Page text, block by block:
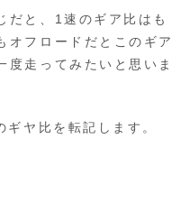
だと、1速のギア比はも
オフロードだとこのギア
度走ってみたいと思いま
ヤ比を転記します。